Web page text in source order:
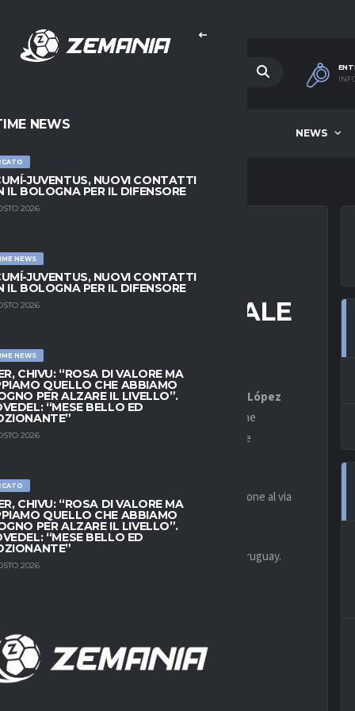
NEWS
NEWS
JUVENTUS, NUOVI CONTATTI
IL BOLOGNA PER IL DIFENSORE
2026
NEWS
JUVENTUS, NUOVI CONTATTI
IL BOLOGNA PER IL DIFENSORE
2026
NEWS
CHIVU: “ROSA DI VALORE MA
QUELLO CHE ABBIAMO
PER ALZARE IL LIVELLO”.
“MESE BELLO ED
2026
CHIVU: “ROSA DI VALORE MA
QUELLO CHE ABBIAMO
PER ALZARE IL LIVELLO”.
“MESE BELLO ED
2026
LÓPEZ IN
SALTA IL MONDIALE
ha comunicato l’entitàdell’infortunio
Fermín López
della Liga 2025/26 dei blaugrana: per il ventitrenne
e
di Canada, Messico e Stati Uniti, manifestazione al via
H insieme a Capo Verde, Arabia Saudita e Uruguay.